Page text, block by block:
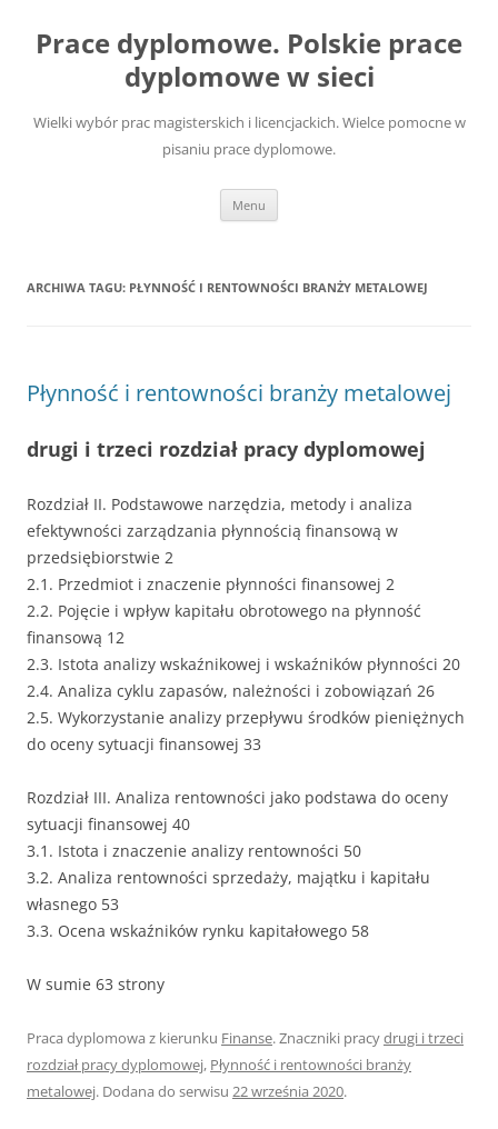
treści
Prace dyplomowe. Polskie prace
dyplomowe w sieci
Wielki wybór prac magisterskich i licencjackich. Wielce pomocne w
pisaniu prace dyplomowe.
Menu
ARCHIWA TAGU: PŁYNNOŚĆ I RENTOWNOŚCI BRANŻY METALOWEJ
Płynność i rentowności branży metalowej
drugi i trzeci rozdział pracy dyplomowej
Rozdział II. Podstawowe narzędzia, metody i analiza
efektywności zarządzania płynnością finansową w
przedsiębiorstwie 2
2.1. Przedmiot i znaczenie płynności finansowej 2
2.2. Pojęcie i wpływ kapitału obrotowego na płynność
finansową 12
2.3. Istota analizy wskaźnikowej i wskaźników płynności 20
2.4. Analiza cyklu zapasów, należności i zobowiązań 26
2.5. Wykorzystanie analizy przepływu środków pieniężnych
do oceny sytuacji finansowej 33
Rozdział III. Analiza rentowności jako podstawa do oceny
sytuacji finansowej 40
3.1. Istota i znaczenie analizy rentowności 50
3.2. Analiza rentowności sprzedaży, majątku i kapitału
własnego 53
3.3. Ocena wskaźników rynku kapitałowego 58
W sumie 63 strony
Praca dyplomowa z kierunku Finanse. Znaczniki pracydrugi i trzeci
rozdział pracy dyplomowej, Płynność i rentowności branży
metalowej. Dodana do serwisu 22 września 2020.